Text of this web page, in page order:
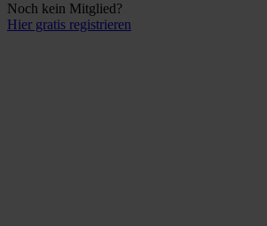
Noch kein Mitglied?
Hier gratis registrieren